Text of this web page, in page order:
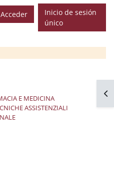
Acceder
Inicio de sesión
único
E MEDICINA
ASSISTENZIALI